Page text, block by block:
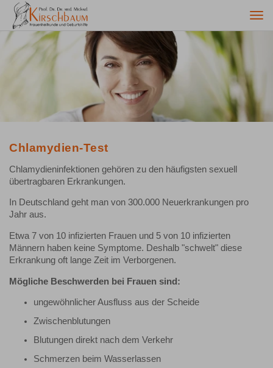
Chlamydien-Test
Chlamydieninfektionen gehören zu den häufigsten sexuell
übertragbaren Erkrankungen.
In Deutschland geht man von 300.000 Neuerkrankungen pro
Jahr aus.
Etwa 7 von 10 infizierten Frauen und 5 von 10 infizierten
Männern haben keine Symptome. Deshalb "schwelt" diese
Erkrankung oft lange Zeit im Verborgenen.
Mögliche Beschwerden bei Frauen sind:
ungewöhnlicher Ausfluss aus der Scheide
Zwischenblutungen
Blutungen direkt nach dem Verkehr
Schmerzen beim Wasserlassen